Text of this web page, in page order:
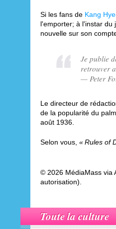
Si les fans de Kang
l'emporter; à l'instar du
nouvelle sur son
Je publie
retrouver
— Peter
Le directeur de
de la popularité du
août 1936.
Selon vous, Rules of
© 2026 MédiaMass via
autorisation).
Toute la culture